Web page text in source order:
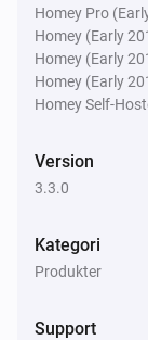
Homey Pro
Homey (Early
Homey (Early
Homey (Early
Homey Self-
Version
3.3.0
Kategori
Produkter
Support